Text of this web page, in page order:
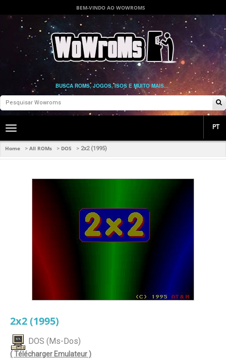
BEM-VINDO AO WOWROMS
BUSCA ROMS, JOGOS, ISOS E MUITO MAIS...
Toggle
navigation
PT
Home > All ROMs > DOS > 2x2 (1995)
2x2 (1995)
DOS (Ms-Dos)
( Télécharger Emulateur )